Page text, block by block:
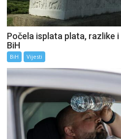
Počela isplata plata, razlike
BiH
BiH Vijesti